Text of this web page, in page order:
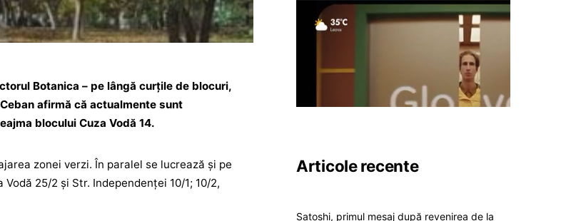
Botanica – pe lângă curțile de blocuri,
afirmă că actualmente sunt
blocului Cuza Vodă 14.
zonei verzi. În paralel se lucrează şi pe
25/2 și Str. Independenței 10/1; 10/2,
Articole recente
Satoshi, primul mesaj după revenirea de la